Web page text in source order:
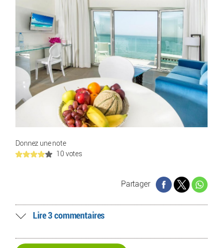
Donnez une note
10 votes
Partager
Lire 3 commentaires